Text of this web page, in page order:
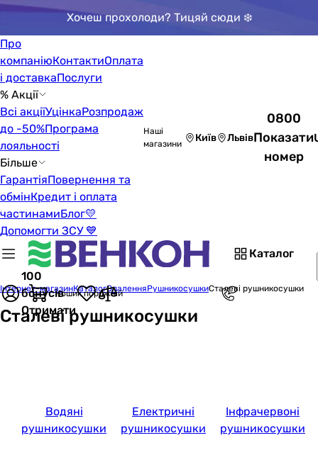
Хочеш прохолоди? Тицяй сюди ❄️
Про
компаніюКонтактиОплата
і доставкаПослуги
% Акції
Всі акціїУцінкаРозпродаж
до -50%Програма
лояльності
Більше
ГарантіяПовернення та
обмінКредит і оплата
частинамиБлог💛
Допомогти ЗСУ 💙
Наші
магазини
Київ Львів
0800
Показати
номер
Каталог
100
бонусів
Отримати
Кошик порожній
Інтернет-магазинКаталогОпаленняРушникосушкиСталеві рушникосушки
Сталеві рушникосушки
Водяні
рушникосушки
Електричні
рушникосушки
Інфрачервоні
рушникосушки